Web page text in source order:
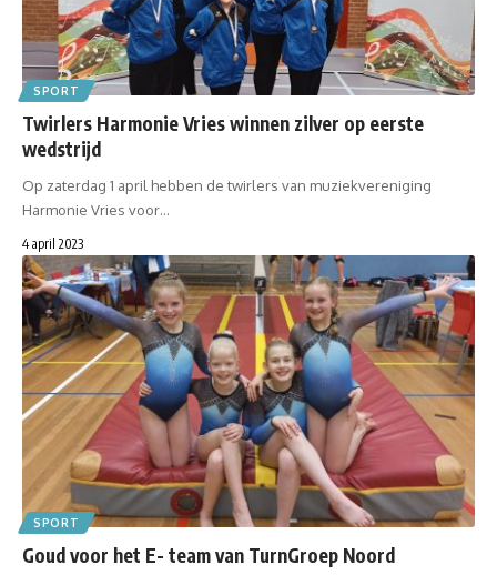
SPORT
Twirlers Harmonie Vries winnen zilver op eerste
wedstrijd
Op zaterdag 1 april hebben de twirlers van muziekvereniging
Harmonie Vries voor…
4 april 2023
SPORT
Goud voor het E- team van TurnGroep Noord